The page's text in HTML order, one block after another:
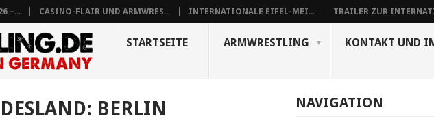
–... CASINO-FLAIR UND ARMWRES... INTERNATIONALE EIFEL-MEI... TRAILER ZUR
STARTSEITE ARMWRESTLING KONTAKT UND
BERLIN NAVIGATION